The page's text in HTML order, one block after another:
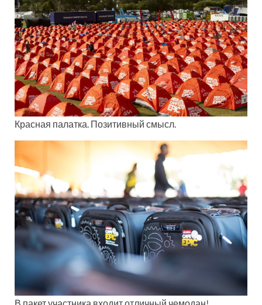
Красная палатка. Позитивный смысл.